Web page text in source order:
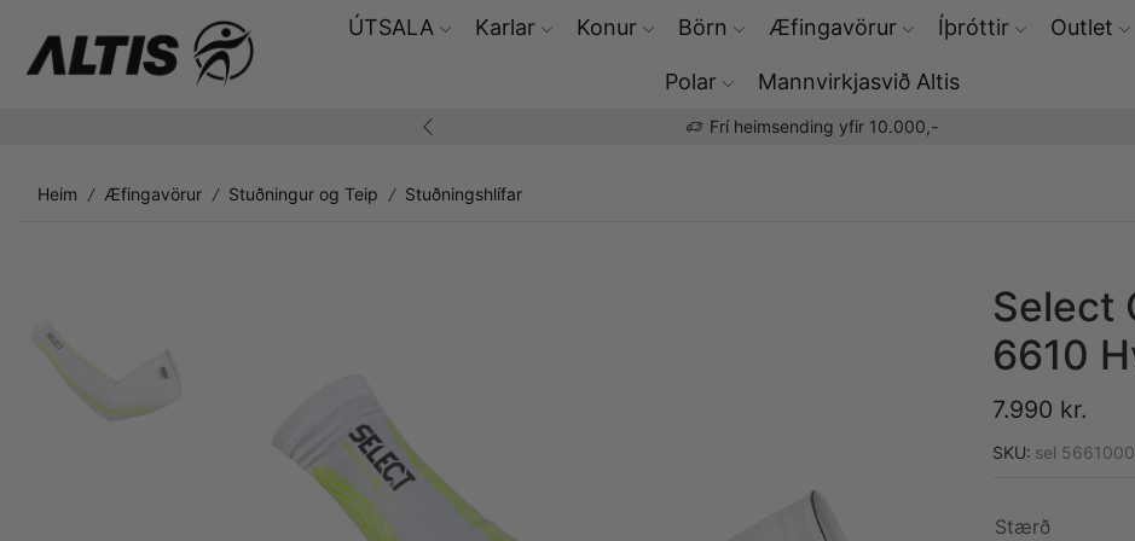
ÚTSALA Karlar Konur Börn Æfingavörur Íþróttir Outlet
Polar Mannvirkjasvið Altis
Þú færð Polar æfingaúrin hjá okkur
Heim / Æfingavörur / Stuðningur og Teip / Stuðningshlífar
Select
6610
7.990 kr.
SKU: sel
Stærð